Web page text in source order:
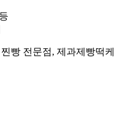
빵 전문점, 제과제빵떡케